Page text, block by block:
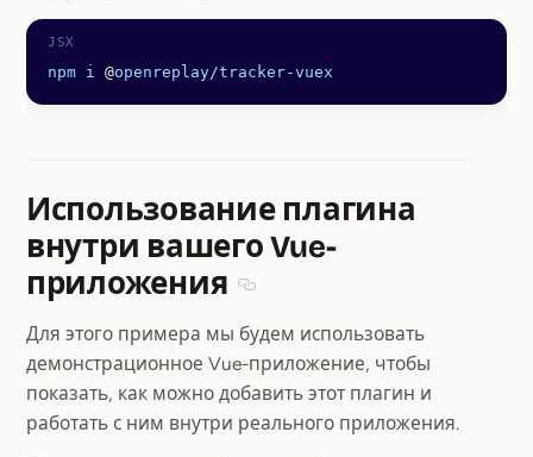
npm i @openreplay/tracker-vuex
Использование плагина
внутри вашего Vue-
приложения
Для этого примера мы будем использовать
демонстрационное Vue-приложение, чтобы
показать, как можно добавить этот плагин и
работать с ним внутри реального приложения.